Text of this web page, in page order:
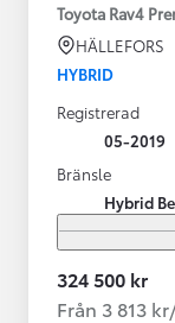
Toyota Rav4
HÄLLEFORS
HYBRID
Registrerad
05-2019
Bränsle
Hybrid
324 500 kr
Från 3 813